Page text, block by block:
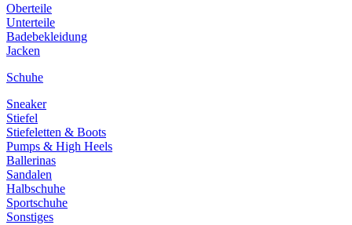
Oberteile
Unterteile
Badebekleidung
Jacken
Schuhe
Sneaker
Stiefel
Stiefeletten & Boots
Pumps & High Heels
Ballerinas
Sandalen
Halbschuhe
Sportschuhe
Sonstiges